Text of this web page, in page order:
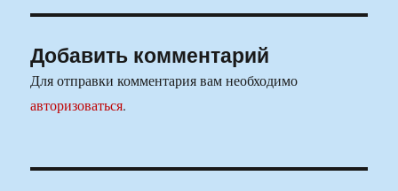
Добавить комментарий
Для отправки комментария вам необходимо
авторизоваться.